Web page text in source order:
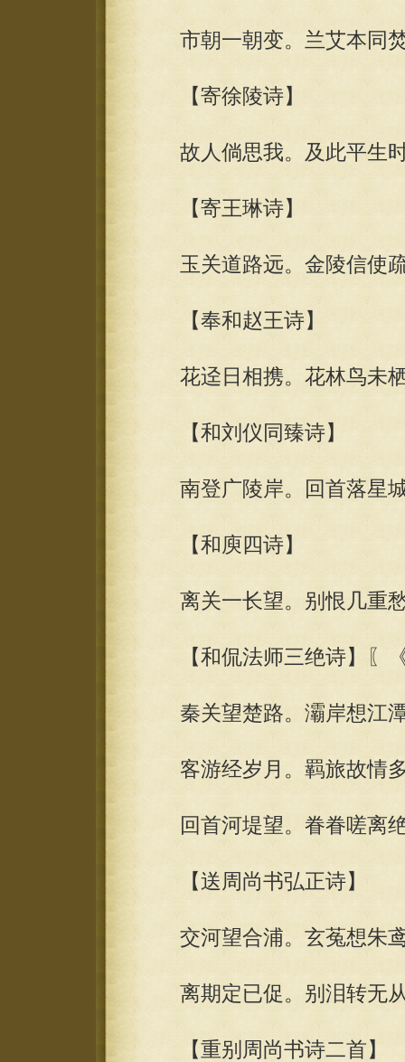
市朝一朝变。兰艾本同焚
【寄徐陵诗】
故人倘思我。及此平生时
【寄王琳诗】
玉关道路远。金陵信使疏
【奉和赵王诗】
花迳日相携。花林鸟未栖
【和刘仪同臻诗】
南登广陵岸。回首落星城
【和庾四诗】
离关一长望。别恨几重愁
【和侃法师三绝诗】〖《
秦关望楚路。灞岸想江潭
客游经岁月。羁旅故情多
回首河堤望。眷眷嗟离绝
【送周尚书弘正诗】
交河望合浦。玄菟想朱鸢
离期定已促。别泪转无从
【重别周尚书诗二首】